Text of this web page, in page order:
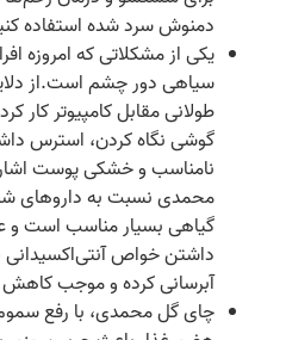
دمنوش سرد شده استفاده
یکی از مشکلاتی که امروزه
سیاهی دور چشم است.از
طولانی مقابل کامپیوتر
گوشی نگاه کردن، استرس
نامناسب و خشکی پوست
محمدی نسبت به دارو‌های
گیاهی بسیار مناسب است و
داشتن خواص آنتی‌اکسیدانی
آبرسانی کرده و موجب
چای گل محمدی، با رفع